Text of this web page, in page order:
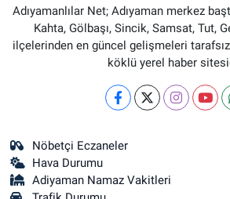
Adıyamanlılar Net; Adıyaman merkez
Kahta, Gölbaşı, Sincik, Samsat, Tut,
ilçelerinden en güncel gelişmeleri
köklü yerel haber
Nöbetçi Eczaneler
Hava Durumu
Adiyaman Namaz Vakitleri